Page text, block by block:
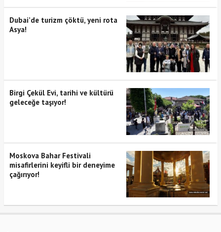
Dubai’de turizm çöktü, yeni rota
Asya!
Birgi Çekül Evi, tarihi ve kültürü
geleceğe taşıyor!
Moskova Bahar Festivali
misafirlerini keyifli bir deneyime
çağırıyor!